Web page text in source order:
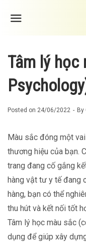
Tâm lý học
Posted on 24/06/2022 By
Màu sắc đóng một
thương hiệu của bạn.
trang đang cố gắng
hàng vật tư y tế đang
hàng, bạn có thể
thu hút và kết nối tốt
Tâm lý học màu sắc
dụng để giúp xây